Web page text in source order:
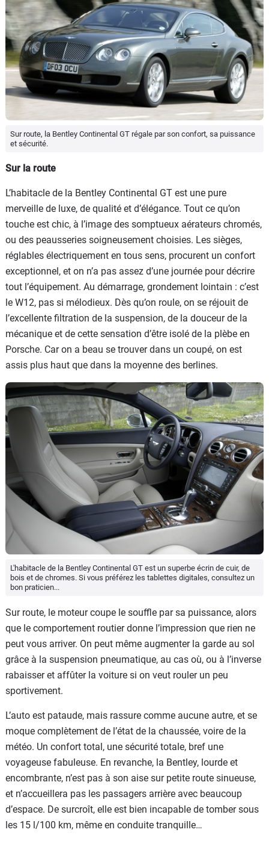
Sur route, la Bentley Continental GT régale par son confort, sa puissance
et sécurité.
Sur la route
L’habitacle de la Bentley Continental GT est une pure
merveille de luxe, de qualité et d’élégance. Tout ce qu’on
touche est chic, à l’image des somptueux aérateurs chromés,
ou des peausseries soigneusement choisies. Les sièges,
réglables électriquement en tous sens, procurent un confort
exceptionnel, et on n’a pas assez d’une journée pour décrire
tout l’équipement. Au démarrage, grondement lointain : c’est
le W12, pas si mélodieux. Dès qu’on roule, on se réjouit de
l’excellente filtration de la suspension, de la douceur de la
mécanique et de cette sensation d’être isolé de la plèbe en
Porsche. Car on a beau se trouver dans un coupé, on est
assis plus haut que dans la moyenne des berlines.
L'habitacle de la Bentley Continental GT est un superbe écrin de cuir, de
bois et de chromes. Si vous préférez les tablettes digitales, consultez un
bon praticien...
Sur route, le moteur coupe le souffle par sa puissance, alors
que le comportement routier donne l’impression que rien ne
peut vous arriver. On peut même augmenter la garde au sol
grâce à la suspension pneumatique, au cas où, ou à l’inverse
rabaisser et affûter la voiture si on veut rouler un peu
sportivement.
L’auto est pataude, mais rassure comme aucune autre, et se
moque complètement de l’état de la chaussée, voire de la
météo. Un confort total, une sécurité totale, bref une
voyageuse fabuleuse. En revanche, la Bentley, lourde et
encombrante, n’est pas à son aise sur petite route sinueuse,
et n’accueillera pas les passagers arrière avec beaucoup
d’espace. De surcroît, elle est bien incapable de tomber sous
les 15 l/100 km, même en conduite tranquille…